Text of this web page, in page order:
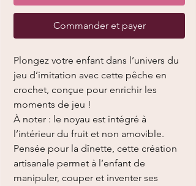
Commander et payer
Plongez votre enfant dans l’univers du
jeu d’imitation avec cette pêche en
crochet, conçue pour enrichir les
moments de jeu !
À noter : le noyau est intégré à
l’intérieur du fruit et non amovible.
Pensée pour la dînette, cette création
artisanale permet à l’enfant de
manipuler, couper et inventer ses